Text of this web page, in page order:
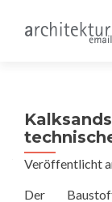
Veröffentlicht
Der